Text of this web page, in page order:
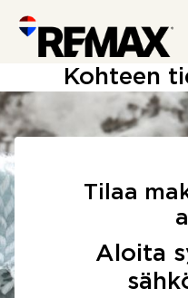
content
Kohteen
Tilaa
Aloita